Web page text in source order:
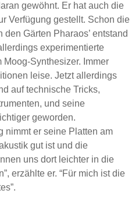
gewöhnt. Er hat auch die
Verfügung gestellt. Schon die
den Gärten Pharaos’ entstand
experimentierte
Synthesizer. Immer
leise. Jetzt allerdings
auf technische Tricks,
und seine
geworden.
nimmt er seine Platten am
gut ist und die
uns dort leichter in die
erzählte er. “Für mich ist die